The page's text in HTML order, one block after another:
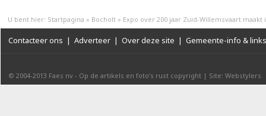
U bent hier: Startpagina » Bocholt » Expo over 200 jaar Zuid-Willemsvaart maakt
Contacteer ons | Adverteer | Over deze site | Gemeente-info & links
© 2004-2013 Faes nv - Op de artikels en foto’s rust copyright | Site: Webstylers